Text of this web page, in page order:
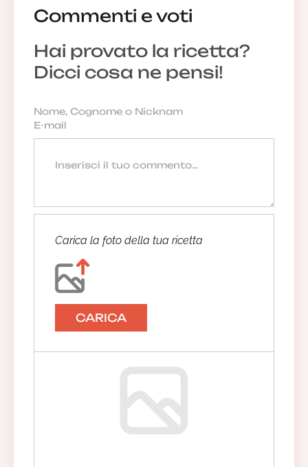
Commenti e voti
Hai provato la ricetta?
Dicci cosa ne pensi!
Carica la foto della tua ricetta
CARICA